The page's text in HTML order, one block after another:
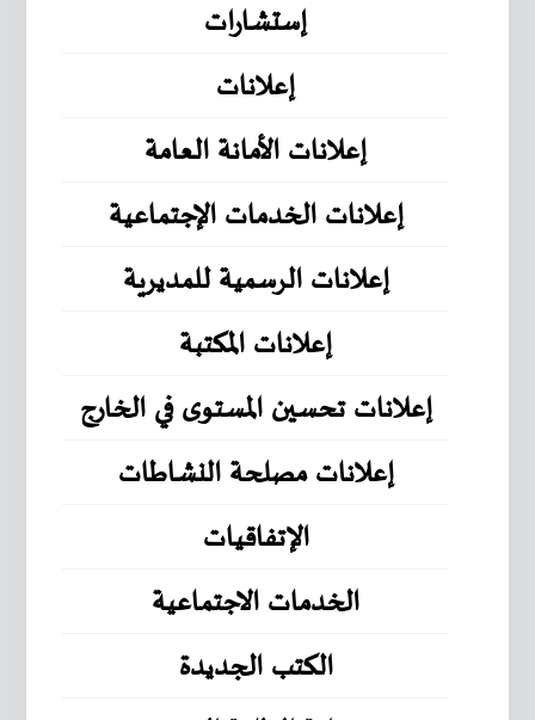
إستشارات
إعلانات
إعلانات الأمانة العامة
إعلانات الخدمات الإجتماعية
إعلانات الرسمية للمديرية
إعلانات المكتبة
إعلانات تحسين المستوى في الخارج
إعلانات مصلحة النشاطات
الإتفاقيات
الخدمات الاجتماعية
الكتب الجديدة